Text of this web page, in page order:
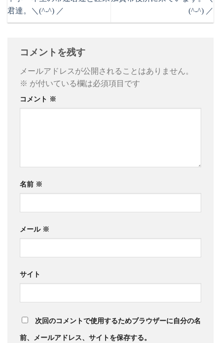
君達。＼(^-^) ／
(^-^) ／
コメントを残す
メールアドレスが公開されることはありません。
※ が付いている欄は必須項目です
コメント ※
名前 ※
メール ※
サイト
次回のコメントで使用するためブラウザーに自分の名
前、メールアドレス、サイトを保存する。